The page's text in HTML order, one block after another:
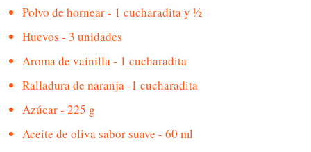
Polvo de hornear - 1 cucharadita y ½
Huevos - 3 unidades
Aroma de vainilla - 1 cucharadita
Ralladura de naranja -1 cucharadita
Azúcar - 225 g
Aceite de oliva sabor suave - 60 ml